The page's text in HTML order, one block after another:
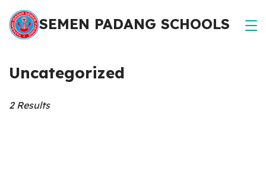
Skip
to
SEMEN PADANG SCHOOLS
Uncategorized
2 Results